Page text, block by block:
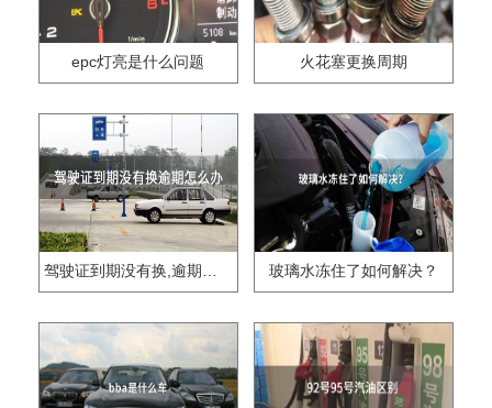
epc灯亮是什么问题 火花塞更换周期
驾驶证到期没有换,逾期怎么办?? 玻璃水冻住了如何解决？